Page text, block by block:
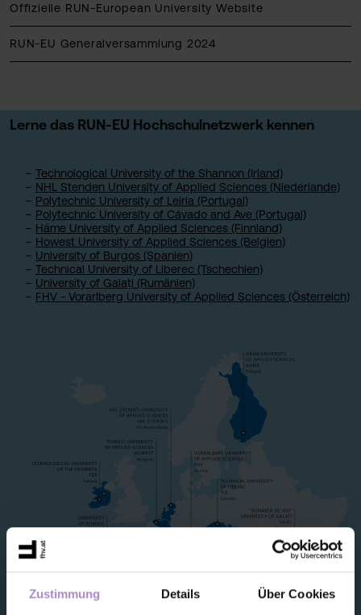
Zustimmung Details Über Cookies
Offizielle RUN-European University Website
RUN-EU Generalversammlung 2024
Lerne das RUN-EU Hochschulnetzwerk kennen
Technological University of the Shannon (Irland)
NHL Stenden University of Applied Sciences (Niederlande)
Polytechnic University of Leiria (Portugal)
Polytechnic University of Cávado and Ave (Portugal)
Häme University of Applied Sciences (Finnland)
Howest University of Applied Sciences (Belgien)
University of Burgos (Spanien)
Technical University of Liberec (Tschechien)
University of Galați (Rumänien)
FHV - Vorarlberg University of Applied Sciences (Österreich)